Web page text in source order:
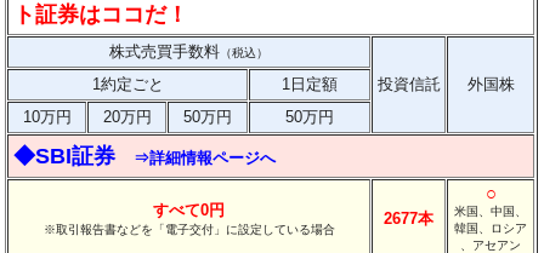
ト証券はココだ！
株式売買手数料 （税込）
投資信託 外国株
1約定ごと
1日定額
10万円
20万円 50万円 50万円
◆SBI証券 ⇒詳細情報ページへ
すべて0円
※取引報告書などを「電子交付」に設定している場合
2677本
○
米国、中国、
韓国、ロシア
、アセアン